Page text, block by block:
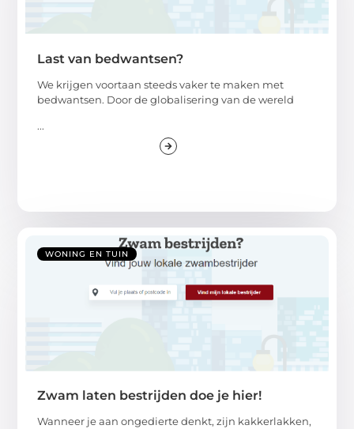
Last van bedwantsen?
We krijgen voortaan steeds vaker te maken met
bedwantsen. Door de globalisering van de wereld
...
WONING EN TUIN
Zwam laten bestrijden doe je hier!
Wanneer je aan ongedierte denkt, zijn kakkerlakken,